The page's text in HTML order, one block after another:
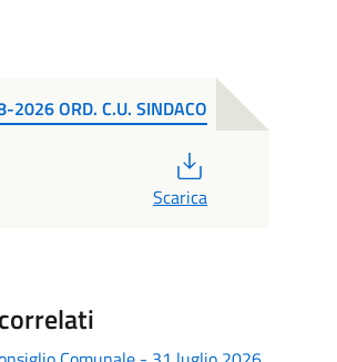
2026 ORD. C.U. SINDACO
Scarica